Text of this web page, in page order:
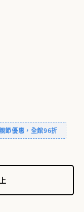
節優惠，全館96折